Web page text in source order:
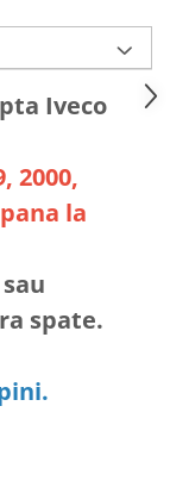
Iveco
2000,
la
spate.